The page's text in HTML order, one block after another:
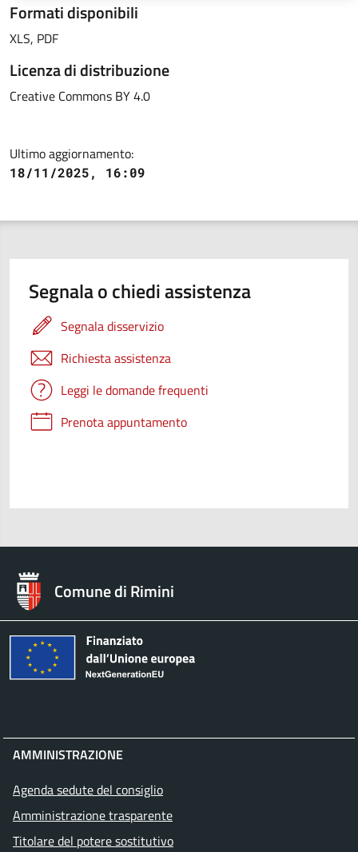
Formati disponibili
XLS, PDF
Licenza di distribuzione
Creative Commons BY 4.0
Ultimo aggiornamento:
18/11/2025, 16:09
Segnala o chiedi assistenza
Segnala disservizio
Richiesta assistenza
Leggi le domande frequenti
Prenota appuntamento
Comune di Rimini
AMMINISTRAZIONE
Agenda sedute del consiglio
Amministrazione trasparente
Titolare del potere sostitutivo